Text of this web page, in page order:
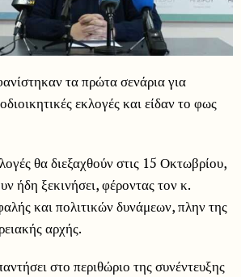
τα πρώτα σενάρια για
εκλογές και είδαν το φως
θα διεξαχθούν στις 15 Οκτωβρίου,
ήδη ξεκινήσει, φέροντας τον κ.
και πολιτικών δυνάμεων, πλην της
αρχής.
στο περιθώριο της συνέντευξης